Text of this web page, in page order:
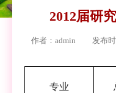
2012届研
作者：admin 发布
专业